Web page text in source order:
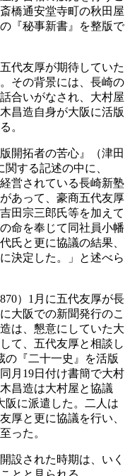
橋通安堂寺町の秋田屋
『秘事新書』を整版で
代友厚が期待していた
その背景には、長崎の
合いがなされ、大村屋
昌造自身が大阪に活版
。
開拓者の苦心』（津田
する記述の中に、
営されている長崎新塾
あって、豪商五代友厚
田宗三郎氏等を加えて
命を奉じて同社員小幡
氏と更に協議の結果、
決定した。」と述べら
）1月に五代友厚が長
大阪での新聞発行のこ
は、懇意にしていた大
て、五代友厚と相談し
の『二十一史』を活版
月19日付け書簡で大村
昌造は大村屋と協議
阪に派遣した。二人は
厚と更に協議を行い、
った。
設された時期は、いく